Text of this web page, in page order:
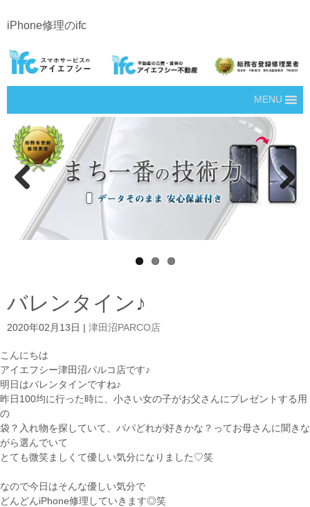
iPhone修理のifc
MENU
Next
バレンタイン♪
2020年02月13日 津田沼PARCO店
こんにちは
アイエフシー津田沼パルコ店です♪
明日はバレンタインですね♪
昨日100均に行った時に、小さい女の子がお父さんにプレゼントする用
の
袋？入れ物を探していて、パパどれが好きかな？ってお母さんに聞きな
がら選んでいて
とても微笑ましくて優しい気分になりました♡笑
なので今日はそんな優しい気分で
どんどんiPhone修理していきます◎笑